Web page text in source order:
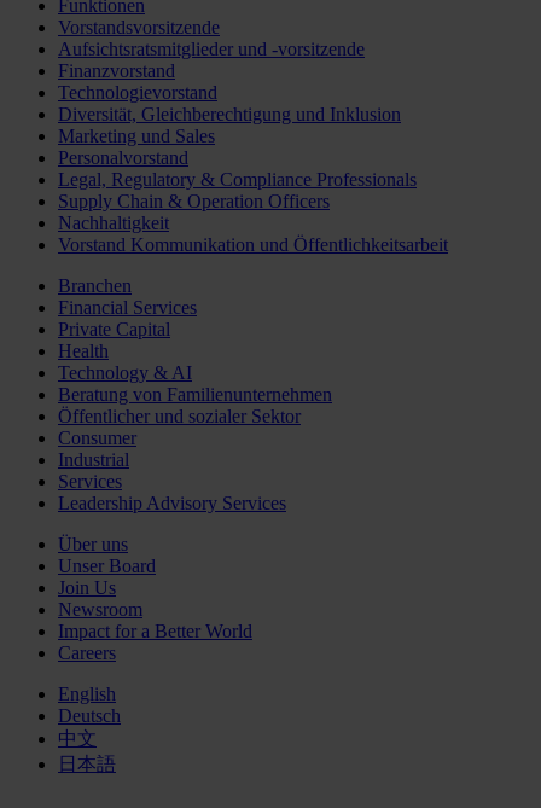
Funktionen
Vorstandsvorsitzende
Aufsichtsratsmitglieder und -vorsitzende
Finanzvorstand
Technologievorstand
Diversität, Gleichberechtigung und Inklusion
Marketing und Sales
Personalvorstand
Legal, Regulatory & Compliance Professionals
Supply Chain & Operation Officers
Nachhaltigkeit
Vorstand Kommunikation und Öffentlichkeitsarbeit
Branchen
Financial Services
Private Capital
Health
Technology & AI
Beratung von Familienunternehmen
Öffentlicher und sozialer Sektor
Consumer
Industrial
Services
Leadership Advisory Services
Über uns
Unser Board
Join Us
Newsroom
Impact for a Better World
Careers
English
Deutsch
中文
日本語